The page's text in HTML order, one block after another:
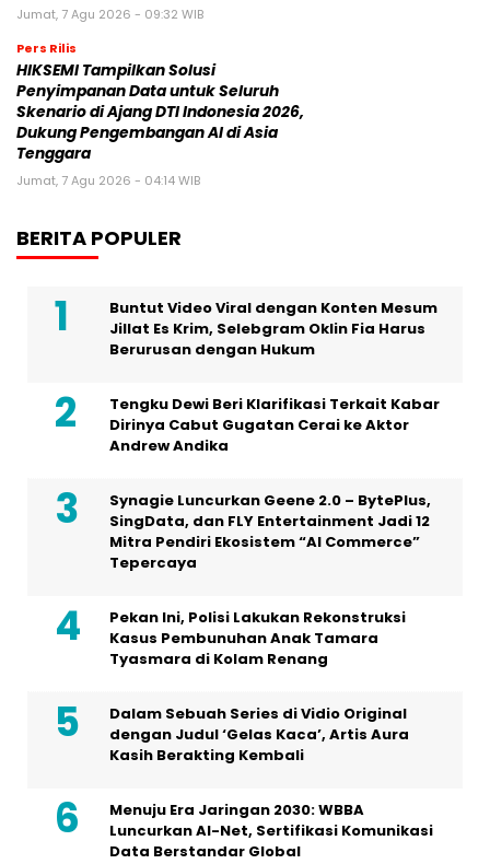
Jumat, 7 Agu 2026 - 09:32 WIB
Pers Rilis
HIKSEMI Tampilkan Solusi
Penyimpanan Data untuk Seluruh
Skenario di Ajang DTI Indonesia 2026,
Dukung Pengembangan AI di Asia
Tenggara
Jumat, 7 Agu 2026 - 04:14 WIB
BERITA POPULER
Buntut Video Viral dengan Konten Mesum
Jillat Es Krim, Selebgram Oklin Fia Harus
Berurusan dengan Hukum
Tengku Dewi Beri Klarifikasi Terkait Kabar
Dirinya Cabut Gugatan Cerai ke Aktor
Andrew Andika
Synagie Luncurkan Geene 2.0 – BytePlus,
SingData, dan FLY Entertainment Jadi 12
Mitra Pendiri Ekosistem “AI Commerce”
Tepercaya
Pekan Ini, Polisi Lakukan Rekonstruksi
Kasus Pembunuhan Anak Tamara
Tyasmara di Kolam Renang
Dalam Sebuah Series di Vidio Original
dengan Judul ‘Gelas Kaca’, Artis Aura
Kasih Berakting Kembali
Menuju Era Jaringan 2030: WBBA
Luncurkan AI-Net, Sertifikasi Komunikasi
Data Berstandar Global